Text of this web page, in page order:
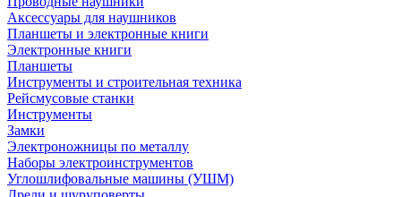
Аксессуары для наушников
Планшеты и электронные книги
Электронные книги
Планшеты
Инструменты и строительная техника
Рейсмусовые станки
Инструменты
Замки
Электроножницы по металлу
Наборы электроинструментов
Углошлифовальные машины (УШМ)